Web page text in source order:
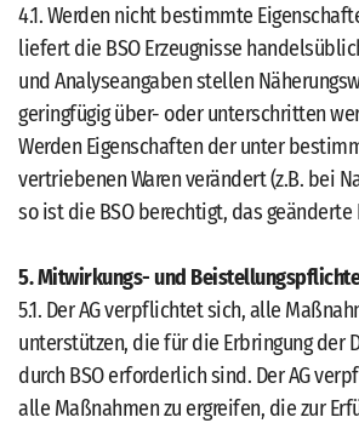
4.1. Werden nicht bestimmte
liefert die BSO Erzeugnisse
und Analyseangaben stellen
geringfügig über- oder unterschritten
Werden Eigenschaften der unter
vertriebenen Waren verändert (z.B. bei
so ist die BSO berechtigt, das
5. Mitwirkungs- und
5.1. Der AG verpflichtet sich, alle
unterstützen, die für die Erbringung der
durch BSO erforderlich sind. Der AG
alle Maßnahmen zu ergreifen, die zur